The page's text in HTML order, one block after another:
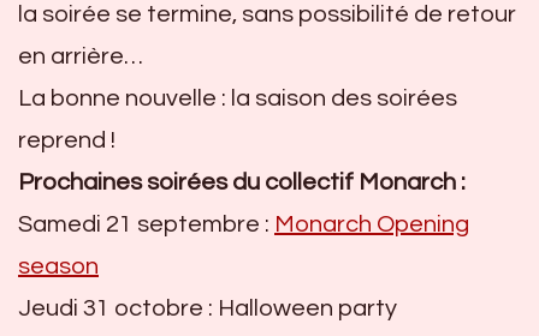
la soirée se termine, sans possibilité de retour
en arrière…
La bonne nouvelle : la saison des soirées
reprend !
Prochaines soirées du collectif Monarch :
Samedi 21 septembre : Monarch Opening
season
Jeudi 31 octobre : Halloween party